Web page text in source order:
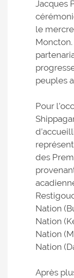
Jacques
le
Moncton.
peuples
Pour
des
Nation
Nation
Nation
Nation
Après